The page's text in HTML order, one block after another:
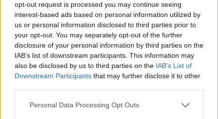
opt-out request is processed you may continue seeing
interest-based ads based on personal information utilized by
us or personal information disclosed to third parties prior to
your opt-out. You may separately opt-out of the further
disclosure of your personal information by third parties on the
IAB’s list of downstream participants. This information may
also be disclosed by us to third parties on the IAB’s List of
Downstream Participants that may further disclose it to other
Personal Data Processing Opt Outs
Olyan válság csapott le Oroszországra,
amire senki sem számított: teljesen
elfogytak az emberek, bénulás fenyegeti
az országot
Súlyos munkaerőhiányt és fenntarthatatlan bérspirált
okozott Oroszországban a háborús gazdálkodás.